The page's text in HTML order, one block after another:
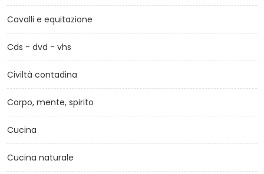
Cavalli e equitazione
Cds - dvd - vhs
Civiltà contadina
Corpo, mente, spirito
Cucina
Cucina naturale